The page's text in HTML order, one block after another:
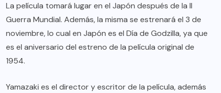
La película tomará lugar en el Japón después de la II
Guerra Mundial. Además, la misma se estrenará el 3 de
noviembre, lo cual en Japón es el Día de Godzilla, ya que
es el aniversario del estreno de la película original de
1954.
Yamazaki es el director y escritor de la película, además